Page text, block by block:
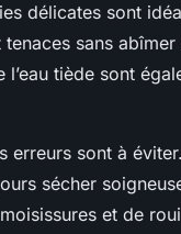
délicates sont
sans
tiède sont
erreurs sont à
sécher
et de